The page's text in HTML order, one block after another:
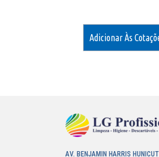
Adicionar Às
AV. BENJAMIN HARRIS